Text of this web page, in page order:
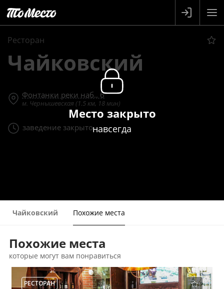
Ресторан
Чайковский
Фонтанки реки наб., 6
м. Чернышевская (1.5 км, 18 мин)
заведение закрыто
Место закрыто
навсегда
Чайковский Похожие места
Похожие места
которые могут вам понравиться
РЕСТОРАН